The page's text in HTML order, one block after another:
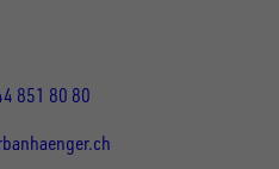
851 80 80